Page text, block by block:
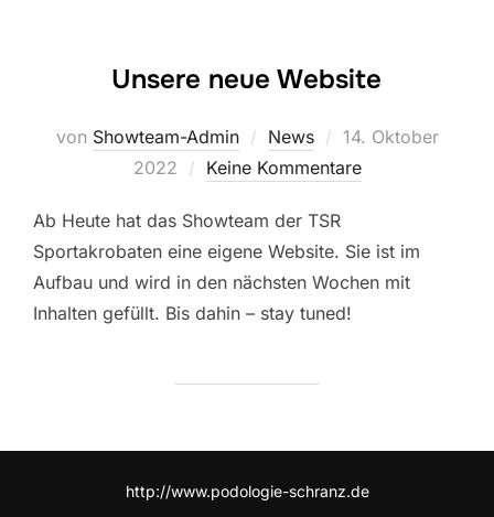
Unsere neue Website
von Showteam-Admin News
Veröffentlicht
am
14. Oktober
2022
Keine Kommentare
Ab Heute hat das Showteam der TSR
Sportakrobaten eine eigene Website. Sie ist im
Aufbau und wird in den nächsten Wochen mit
Inhalten gefüllt. Bis dahin – stay tuned!
http://www.podologie-schranz.de